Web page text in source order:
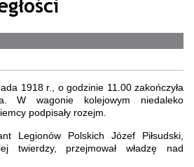
1918 r., o godzinie 11.00 zakończyła
W wagonie kolejowym niedaleko
podpisały rozejm.
Legionów Polskich Józef Piłsudski,
twierdzy, przejmował władzę nad